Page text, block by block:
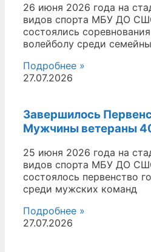
26 июня 2026 года на
видов спорта МБУ ДО
состоялись
волейболу среди
Подробнее »
27.07.2026
Завершилось
Мужчины ветераны
25 июня 2026 года на
видов спорта МБУ ДО
состоялось первенство
среди мужских команд
Подробнее »
27.07.2026